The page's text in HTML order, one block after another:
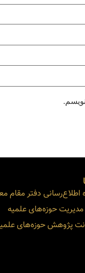
اطلاع‌رسانی دفتر مقام
مدیریت حوزه‌های علمیه
پژوهش حوزه‌های